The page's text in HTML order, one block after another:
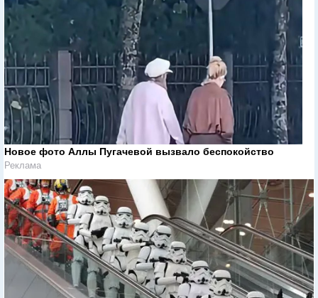
Новое фото Аллы Пугачевой вызвало беспокойство
Реклама